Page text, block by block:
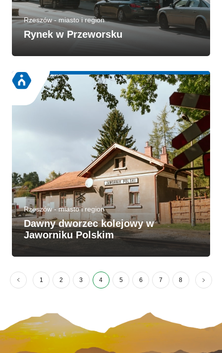
Rzeszów - miasto i region
Rynek w Przeworsku
Rzeszów - miasto i region
Dawny dworzec kolejowy w
Jaworniku Polskim
1 2 3 4 5 6 7 8